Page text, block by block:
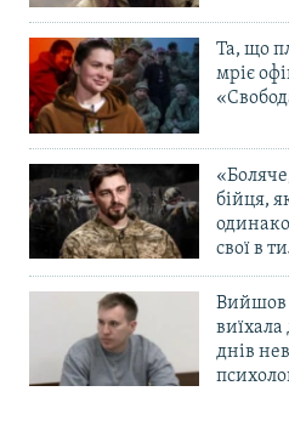
Та, що
мріє
бійця,
свої в
Вийшов
виїхала
днів